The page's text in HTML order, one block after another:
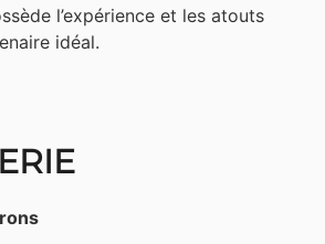
l’expérience et les atouts
idéal.